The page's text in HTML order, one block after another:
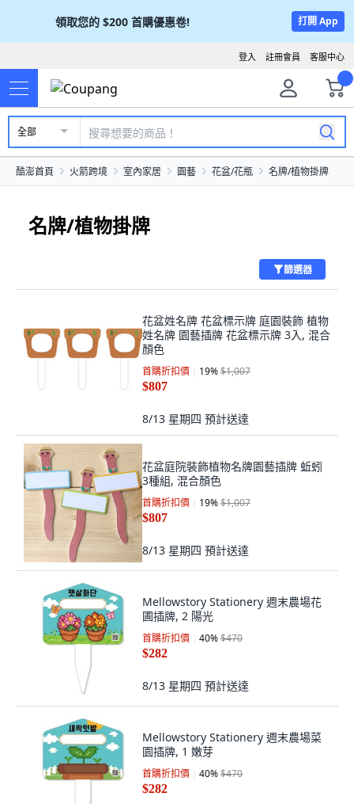
領取您的 $200 首購優惠卷! 打開 App
客服中心
註冊會員
登入
全部
酷澎首頁 火箭跨境 室內家居 園藝 花盆/花瓶 名牌/植物掛牌
名牌/植物掛牌
篩選器
花盆姓名牌 花盆標示牌 庭園裝飾 植物
姓名牌 園藝插牌 花盆標示牌 3入, 混合
顏色
首購折扣價 19%$1,007
$807
8/13 星期四 預計送達
花盆庭院裝飾植物名牌園藝插牌 蚯蚓
3種組, 混合顏色
首購折扣價 19%$1,007
$807
8/13 星期四 預計送達
Mellowstory Stationery 週末農場花
圃插牌, 2 陽光
首購折扣價 40%$470
$282
8/13 星期四 預計送達
Mellowstory Stationery 週末農場菜
園插牌, 1 嫩芽
首購折扣價 40%$470
$282